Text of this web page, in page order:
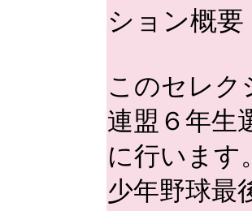
ション概要
このセレク
連盟６年生
に行います
少年野球最